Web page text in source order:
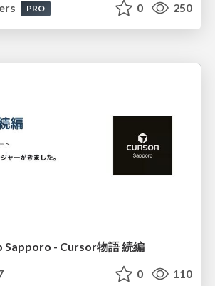
PRO 0 250
- Cursor物語 続編
0 110